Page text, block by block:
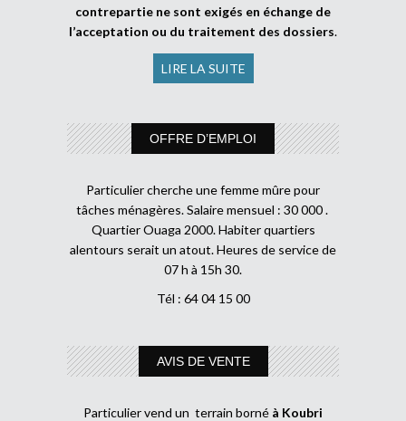
contrepartie ne sont exigés en échange de
l’acceptation ou du traitement des dossiers.
LIRE LA SUITE
OFFRE D’EMPLOI
Particulier cherche une femme mûre pour
tâches ménagères. Salaire mensuel : 30 000 .
Quartier Ouaga 2000. Habiter quartiers
alentours serait un atout. Heures de service de
07 h à 15h 30.
Tél : 64 04 15 00
AVIS DE VENTE
Particulier vend un terrain borné à Koubri